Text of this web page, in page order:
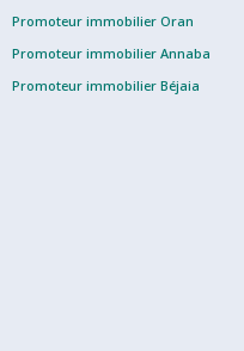
Promoteur immobilier Oran
Promoteur immobilier Annaba
Promoteur immobilier Béjaia